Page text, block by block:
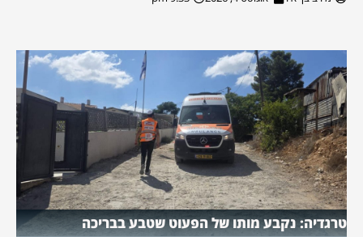
טרגדיה: נקבע מותו של הפעוט שטבע בבריכה